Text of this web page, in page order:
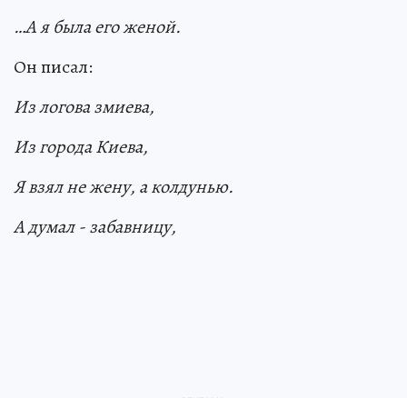
…А я была его женой.
Он писал:
Из логова змиева,
Из города Киева,
Я взял не жену, а колдунью.
А думал - забавницу,